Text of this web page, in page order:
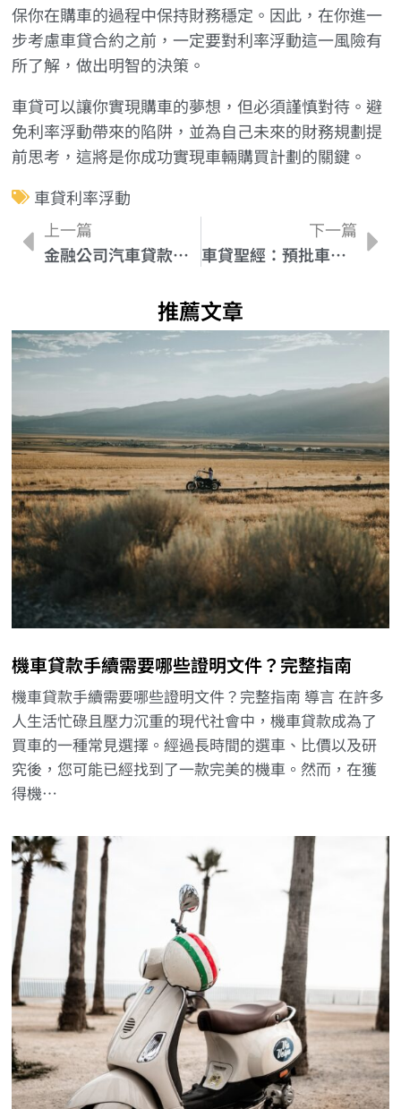
保你在購車的過程中保持財務穩定。因此，在你進一
步考慮車貸合約之前，一定要對利率浮動這一風險有
所了解，做出明智的決策。
車貸可以讓你實現購車的夢想，但必須謹慎對待。避
免利率浮動帶來的陷阱，並為自己未來的財務規劃提
前思考，這將是你成功實現車輛購買計劃的關鍵。
車貸利率浮動
上一篇
金融公司汽車貸款的申請流程與需要準備的文件
下一篇
車貸聖經：預批車貸款利率詳解
推薦文章
機車貸款手續需要哪些證明文件？完整指南
機車貸款手續需要哪些證明文件？完整指南 導言 在許多
人生活忙碌且壓力沉重的現代社會中，機車貸款成為了
買車的一種常見選擇。經過長時間的選車、比價以及研
究後，您可能已經找到了一款完美的機車。然而，在獲
得機…